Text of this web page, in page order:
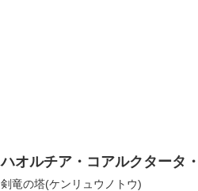
ハオルチア・コアルクタータ
剣竜の塔(ケンリュウノトウ)